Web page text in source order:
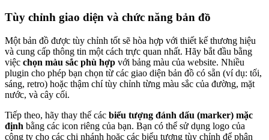
Tùy chỉnh giao diện và chức năng bản đồ
Một bản đồ được tùy chỉnh tốt sẽ hòa hợp với thiết kế thương hiệu
và cung cấp thông tin một cách trực quan nhất. Hãy bắt đầu bằng
việc chọn màu sắc phù hợp với bảng màu của website. Nhiều
plugin cho phép bạn chọn từ các giao diện bản đồ có sẵn (ví dụ: tối,
sáng, retro) hoặc thậm chí tùy chỉnh từng màu sắc của đường, mặt
nước, và cây cối.
Tiếp theo, hãy thay thế các biểu tượng đánh dấu (marker) mặc
định bằng các icon riêng của bạn. Bạn có thể sử dụng logo của
công ty cho các chi nhánh hoặc các biểu tượng tùy chỉnh để phân